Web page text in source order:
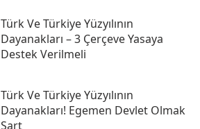
Türk Ve Türkiye Yüzyılının
Dayanakları – 3 Çerçeve Yasaya
Destek Verilmeli
Türk Ve Türkiye Yüzyılının
Dayanakları! Egemen Devlet Olmak
Şart